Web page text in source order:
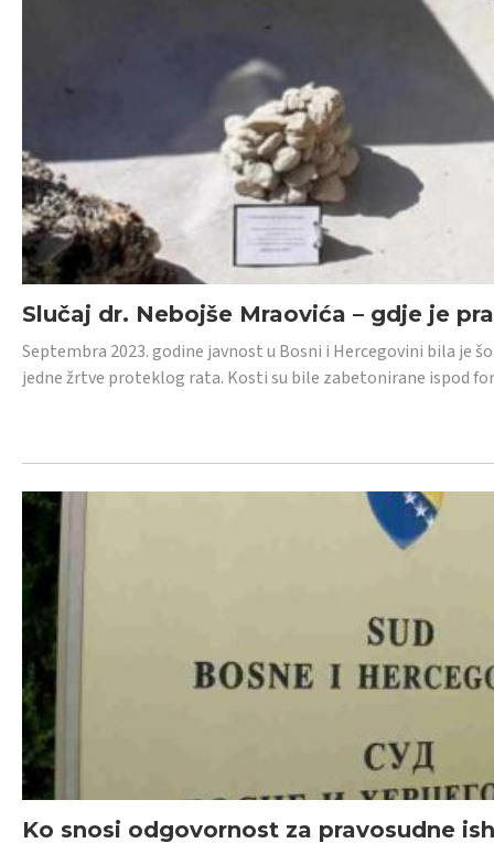
Slučaj dr. Nebojše Mraovića – gdje je
Septembra 2023. godine javnost u Bosni i Hercegovini bila je
jedne žrtve proteklog rata. Kosti su bile zabetonirane ispod
Ko snosi odgovornost za pravosudne